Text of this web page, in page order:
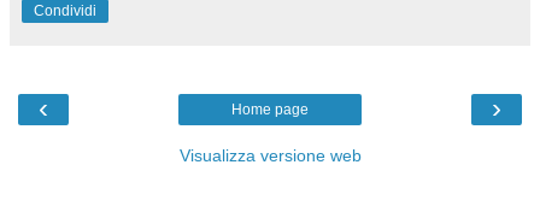
Condividi
‹ ›
Home page
Visualizza versione web